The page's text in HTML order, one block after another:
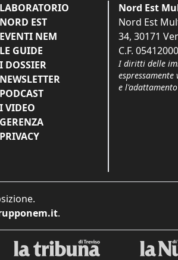
LABORATORIO
NORD EST
EVENTI NEM
LE GUIDE
I DOSSIER
NEWSLETTER
PODCAST
I VIDEO
GERENZA
PRIVACY
Nord Est
Nord Est
34, 30171
C.F.
I diritti delle
e
.